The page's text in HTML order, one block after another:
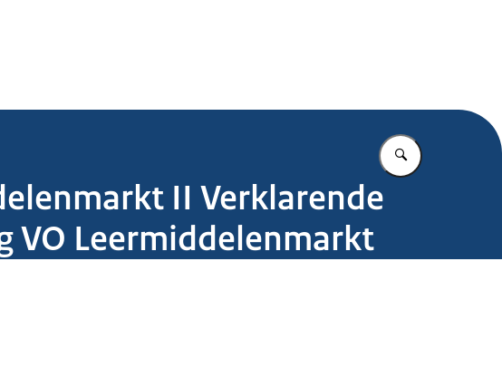
Vul in wat u
II Verklarende
VO Leermiddelenmarkt